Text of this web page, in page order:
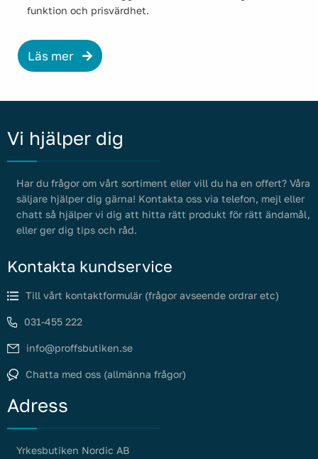
funktion och prisvärdhet.
Läs mer
Vi hjälper dig
Har du frågor om vårt sortiment eller vill du ha en offert? Våra
säljare hjälper dig gärna! Kontakta oss via telefon, mejl eller
chatt så hjälper vi dig att hitta rätt produkt för rätt ändamål,
eller ger dig tips och råd.
Kontakta kundservice
Till vårt kontaktformulär (frågor avseende ordrar etc)
031-455 222
info@proffsbutiken.se
Chatta med oss (allmänna frågor)
Adress
Yrkesbutiken Nordic AB